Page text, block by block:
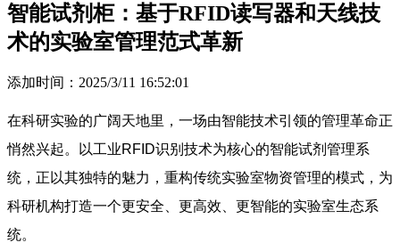
智能试剂柜：基于RFID读写器和天线技
术的实验室管理范式革新
添加时间：2025/3/11 16:52:01
在科研实验的广阔天地里，一场由智能技术引领的管理革命正
悄然兴起。以工业RFID识别技术为核心的智能试剂管理系
统，正以其独特的魅力，重构传统实验室物资管理的模式，为
科研机构打造一个更安全、更高效、更智能的实验室生态系
统。